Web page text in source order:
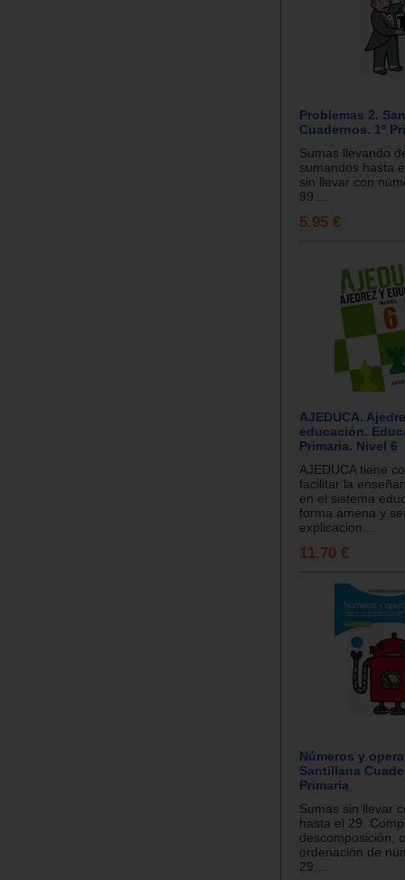
Problemas 2.
Cuadernos. 1º
Sumas llevando
sumandos hasta
sin llevar con
99....
5.95 €
AJEDUCA.
educación.
Primaria. Nivel 6
AJEDUCA tiene
facilitar la
en el sistema
forma amena y
explicacion...
11.70 €
Números y
Santillana
Primaria
Sumas sin llevar
hasta el 29.
descomposición,
ordenación de
29....